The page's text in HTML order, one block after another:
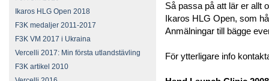
Ikaros HLG Open 2018
F3K medaljer 2011-2017
F3K VM 2017 i Ukraina
Vercelli 2017: Min första utlandstävling
F3K artikel 2010
Så passa på att lär er allt
Ikaros HLG Open, som
Anmälningar till bägge
För ytterligare info